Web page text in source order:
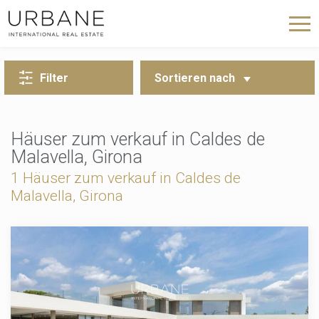
Filter Sortieren nach
Häuser zum verkauf in Caldes de
Malavella, Girona
1 Häuser zum verkauf in Caldes de
Malavella, Girona
Cookies ändern